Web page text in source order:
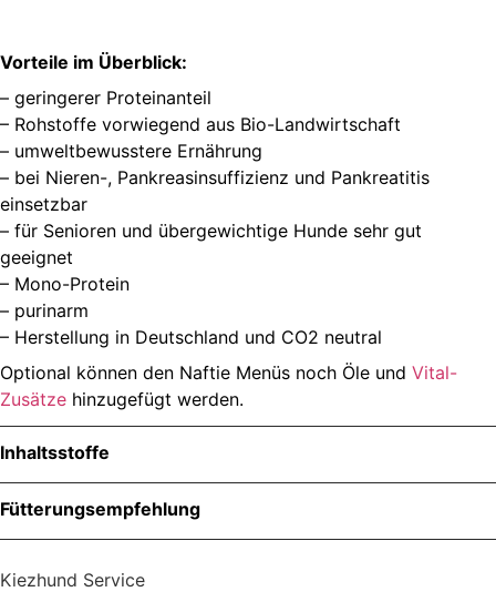
Vorteile im Überblick:
– geringerer Proteinanteil
– Rohstoffe vorwiegend aus Bio-Landwirtschaft
– umweltbewusstere Ernährung
– bei Nieren-, Pankreasinsuffizienz und Pankreatitis
einsetzbar
– für Senioren und übergewichtige Hunde sehr gut
geeignet
– Mono-Protein
– purinarm
– Herstellung in Deutschland und CO2 neutral
Optional können den Naftie Menüs noch Öle und Vital-
Zusätze hinzugefügt werden.
Inhaltsstoffe
Fütterungsempfehlung
Kiezhund Service